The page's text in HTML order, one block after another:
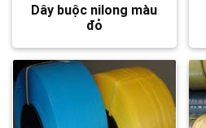
Dây buộc nilong màu
đỏ